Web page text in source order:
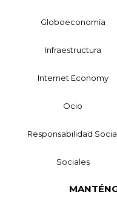
Globoeconomía
Infraestructura
Internet Economy
Ocio
Responsabilidad
Sociales